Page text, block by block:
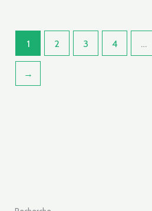
1 2 3 4 …
→